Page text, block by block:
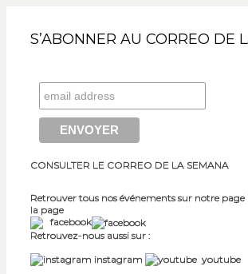
S’ABONNER AU CORREO DE
CONSULTER LE CORREO DE LA SEMANA
Retrouver tous nos événements sur notre page
la page
facebook
Retrouvez-nous aussi sur :
instagram
youtube